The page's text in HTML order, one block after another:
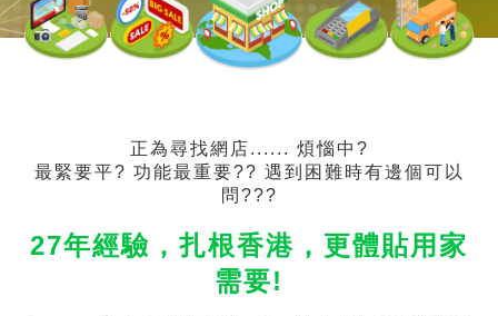
正為尋找網店...... 煩惱中?
最緊要平? 功能最重要?? 遇到困難時有邊個可以
問???
27年經驗，扎根香港，更體貼用家
需要!